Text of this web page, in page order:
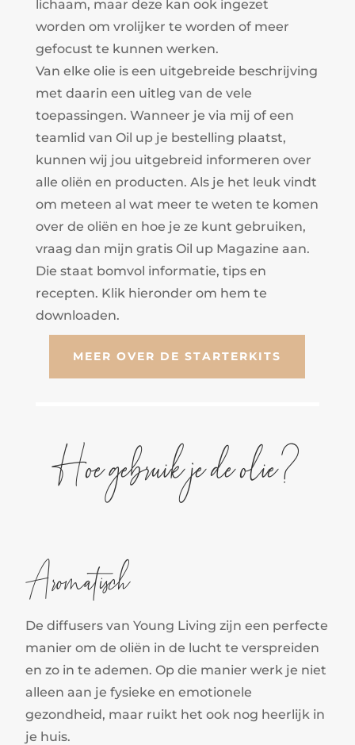
lichaam, maar deze kan ook ingezet
worden om vrolijker te worden of meer
gefocust te kunnen werken.
Van elke olie is een uitgebreide beschrijving
met daarin een uitleg van de vele
toepassingen. Wanneer je via mij of een
teamlid van Oil up je bestelling plaatst,
kunnen wij jou uitgebreid informeren over
alle oliën en producten. Als je het leuk vindt
om meteen al wat meer te weten te komen
over de oliën en hoe je ze kunt gebruiken,
vraag dan mijn gratis Oil up Magazine aan.
Die staat bomvol informatie, tips en
recepten. Klik hieronder om hem te
downloaden.
MEER OVER DE STARTERKITS
Hoe gebruik je de olie?
Aromatisch
De diffusers van Young Living zijn een perfecte
manier om de oliën in de lucht te verspreiden
en zo in te ademen. Op die manier werk je niet
alleen aan je fysieke en emotionele
gezondheid, maar ruikt het ook nog heerlijk in
je huis.